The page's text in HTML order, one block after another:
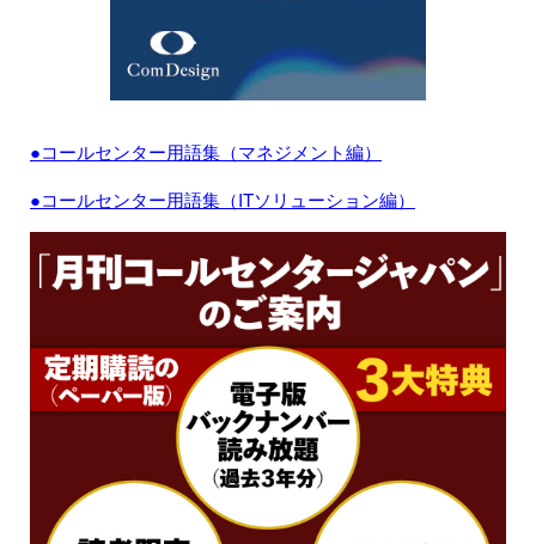
●コールセンター用語集（マネジメント編）
●コールセンター用語集（ITソリューション編）